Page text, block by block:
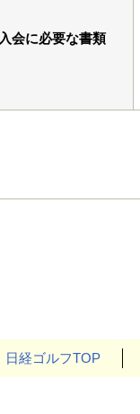
入会に必要な書類
日経ゴルフTOP